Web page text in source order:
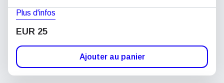
Plus d'infos
EUR 25
Ajouter au panier